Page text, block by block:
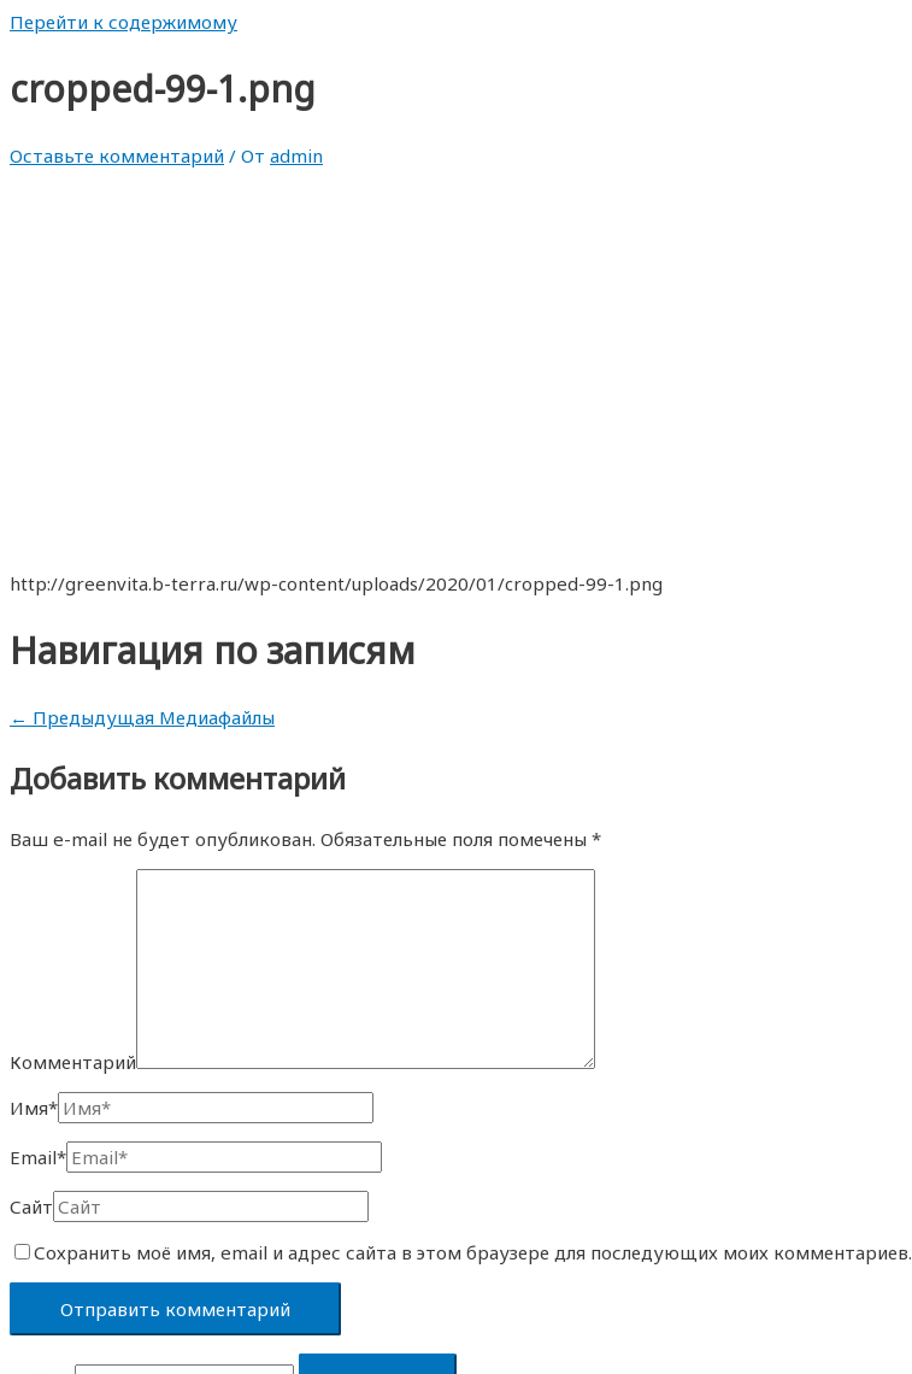
Перейти к содержимому
cropped-99-1.png
Оставьте комментарий / От admin
http://greenvita.b-terra.ru/wp-content/uploads/2020/01/cropped-99-1.png
Навигация по записям
← Предыдущая Медиафайлы
Добавить комментарий
Ваш e-mail не будет опубликован. Обязательные поля помечены *
Комментарий
Имя*
Email*
Сайт
Сохранить моё имя, email и адрес сайта в этом браузере для последующих моих комментариев.